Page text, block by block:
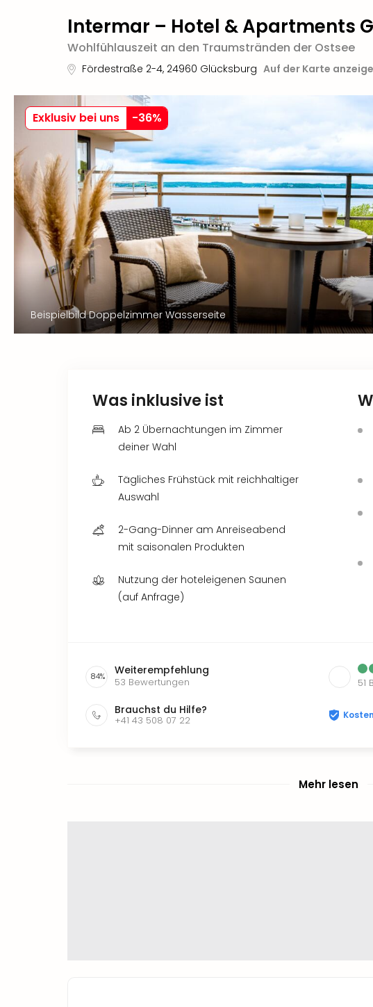
Intermar – Hotel & Apartments
Wohlfühlauszeit an den Traumstränden der Ostsee
Fördestraße 2-4, 24960 Glücksburg Auf der Karte
Exklusiv bei uns -36%
Beispielbild Doppelzimmer Wasserseite
Was inklusive ist
Ab 2 Übernachtungen im Zimmer
deiner Wahl
Tägliches Frühstück mit reichhaltiger
Auswahl
2-Gang-Dinner am Anreiseabend
mit saisonalen Produkten
Nutzung der hoteleigenen Saunen
(auf Anfrage)
84% Weiterempfehlung
53 Bewertungen 51
Brauchst du Hilfe?
+41 43 508 07 22
Mehr lesen